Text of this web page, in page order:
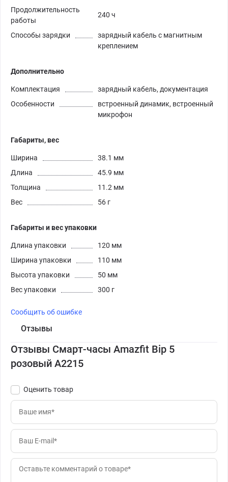
Продолжительность
работы
240 ч
Способы зарядки
зарядный кабель с магнитным
креплением
Дополнительно
Комплектация
зарядный кабель, документация
Особенности
встроенный динамик, встроенный
микрофон
Габариты, вес
Ширина
38.1 мм
Длина
45.9 мм
Толщина
11.2 мм
Вес
56 г
Габариты и вес упаковки
Длина упаковки
120 мм
Ширина упаковки
110 мм
Высота упаковки
50 мм
Вес упаковки
300 г
Сообщить об ошибке
Отзывы
Отзывы Смарт-часы Amazfit Bip 5
розовый A2215
Оценить товар